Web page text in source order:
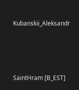
Kubanskii_Aleksandr
SaintHram [B_EST]